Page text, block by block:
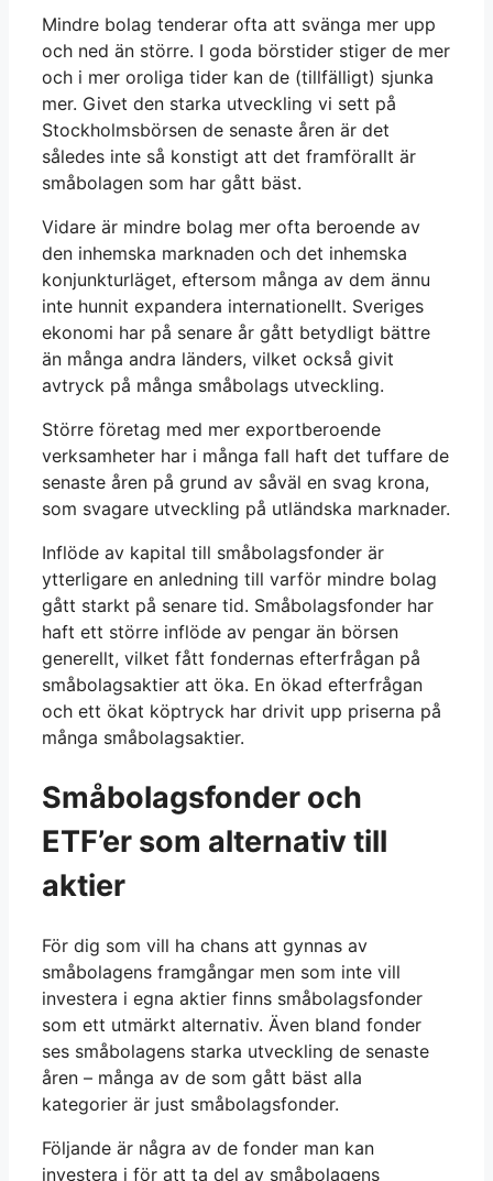
Mindre bolag tenderar ofta att svänga mer upp
och ned än större. I goda börstider stiger de mer
och i mer oroliga tider kan de (tillfälligt) sjunka
mer. Givet den starka utveckling vi sett på
Stockholmsbörsen de senaste åren är det
således inte så konstigt att det framförallt är
småbolagen som har gått bäst.
Vidare är mindre bolag mer ofta beroende av
den inhemska marknaden och det inhemska
konjunkturläget, eftersom många av dem ännu
inte hunnit expandera internationellt. Sveriges
ekonomi har på senare år gått betydligt bättre
än många andra länders, vilket också givit
avtryck på många småbolags utveckling.
Större företag med mer exportberoende
verksamheter har i många fall haft det tuffare de
senaste åren på grund av såväl en svag krona,
som svagare utveckling på utländska marknader.
Inflöde av kapital till småbolagsfonder är
ytterligare en anledning till varför mindre bolag
gått starkt på senare tid. Småbolagsfonder har
haft ett större inflöde av pengar än börsen
generellt, vilket fått fondernas efterfrågan på
småbolagsaktier att öka. En ökad efterfrågan
och ett ökat köptryck har drivit upp priserna på
många småbolagsaktier.
Småbolagsfonder och
ETF’er som alternativ till
aktier
För dig som vill ha chans att gynnas av
småbolagens framgångar men som inte vill
investera i egna aktier finns småbolagsfonder
som ett utmärkt alternativ. Även bland fonder
ses småbolagens starka utveckling de senaste
åren – många av de som gått bäst alla
kategorier är just småbolagsfonder.
Följande är några av de fonder man kan
investera i för att ta del av småbolagens